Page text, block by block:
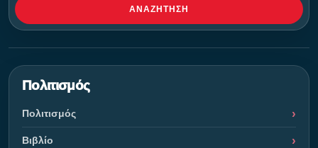
ΑΝΑΖΉΤΗΣΗ
Πολιτισμός
Πολιτισμός
Βιβλίο